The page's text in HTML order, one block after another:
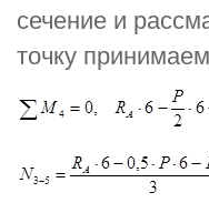
сечение и
точку